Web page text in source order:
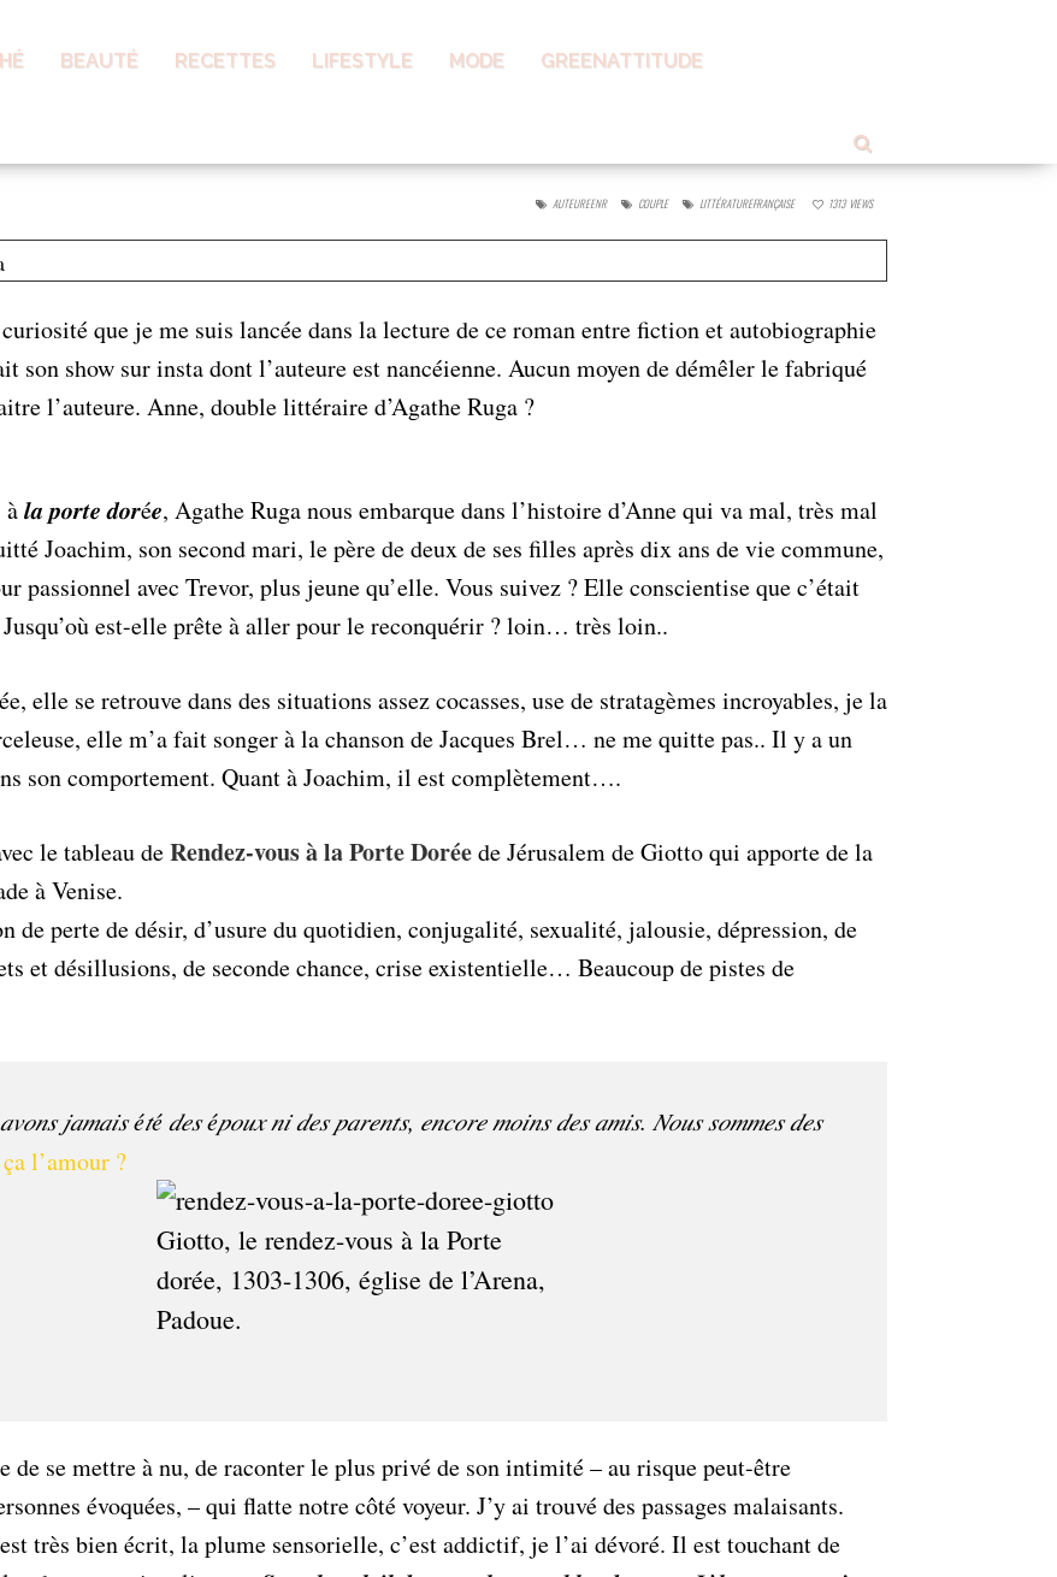
BEAUTÉ RECETTES LIFESTYLE MODE
GREENATTITUDE
Porte Dorée de Agathe Ruga
AUTEUREENR COUPLE LITTÉRATUREFRANÇAISE 1313 VIEWS
curiosité que je me suis lancée dans la lecture de ce roman entre fiction et autobiographie
son show sur insta dont l’auteure est nancéienne. Aucun moyen de démêler le fabriqué
l’auteure. Anne, double littéraire d’Agathe Ruga ?
𝒍𝒂 𝒑𝒐𝒓𝒕𝒆 𝒅𝒐𝒓é𝒆, Agathe Ruga nous embarque dans l’histoire d’Anne qui va mal, très mal
Joachim, son second mari, le père de deux de ses filles après dix ans de vie commune,
passionnel avec Trevor, plus jeune qu’elle. Vous suivez ? Elle conscientise que c’était
est-elle prête à aller pour le reconquérir ? loin… très loin..
elle se retrouve dans des situations assez cocasses, use de stratagèmes incroyables, je la
elle m’a fait songer à la chanson de Jacques Brel… ne me quitte pas.. Il y a un
son comportement. Quant à Joachim, il est complètement….
le tableau deRendez-vous à la Porte Doréede Jérusalem de Giotto qui apporte de la
à Venise.
de perte de désir, d’usure du quotidien, conjugalité, sexualité, jalousie, dépression, de
et désillusions, de seconde chance, crise existentielle… Beaucoup de pistes de
𝑗𝑎𝑚𝑎𝑖𝑠 é𝑡é 𝑑𝑒𝑠 é𝑝𝑜𝑢𝑥 𝑛𝑖 𝑑𝑒𝑠 𝑝𝑎𝑟𝑒𝑛𝑡𝑠, 𝑒𝑛𝑐𝑜𝑟𝑒 𝑚𝑜𝑖𝑛𝑠 𝑑𝑒𝑠 𝑎𝑚𝑖𝑠. 𝑁𝑜𝑢𝑠 𝑠𝑜𝑚𝑚𝑒𝑠 𝑑𝑒𝑠
l’amour ?
Giotto, le rendez-vous à la Porte
dorée, 1303-1306, église de l’Arena,
Padoue.
de se mettre à nu, de raconter le plus privé de son intimité – au risque peut-être
évoquées, – qui flatte notre côté voyeur. J’y ai trouvé des passages malaisants.
très bien écrit, la plume sensorielle, c’est addictif, je l’ai dévoré. Il est touchant de